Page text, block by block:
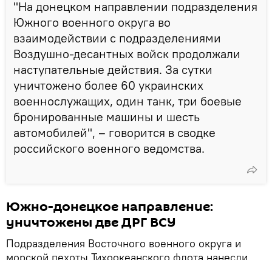
"На донецком направлении подразделения
Южного военного округа во
взаимодействии с подразделениями
Воздушно-десантных войск продолжали
наступательные действия. За сутки
уничтожено более 60 украинских
военнослужащих, один танк, три боевые
бронированные машины и шесть
автомобилей", – говорится в сводке
российского военного ведомства.
Южно-донецкое направление:
уничтожены две ДРГ ВСУ
Подразделения Восточного военного округа и
морской пехоты Тихоокеанского флота нанесли